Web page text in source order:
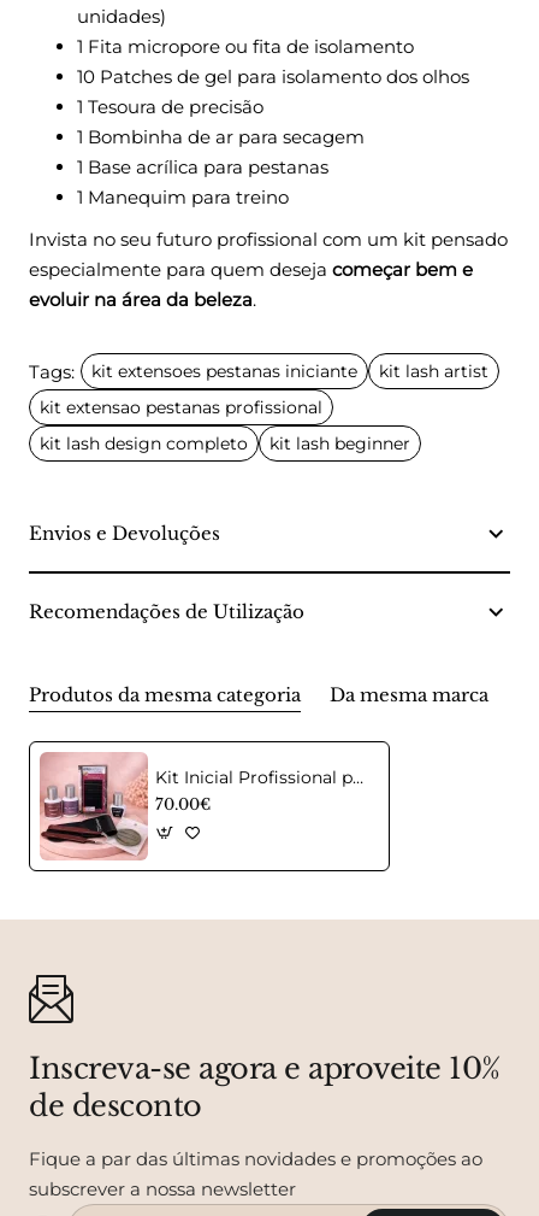
unidades)
1 Fita micropore ou fita de isolamento
10 Patches de gel para isolamento dos olhos
1 Tesoura de precisão
1 Bombinha de ar para secagem
1 Base acrílica para pestanas
1 Manequim para treino
Invista no seu futuro profissional com um kit pensado
especialmente para quem deseja começar bem e
evoluir na área da beleza.
Tags: kit extensoes pestanas iniciante
kit lash artist
kit extensao pestanas profissional
kit lash design completo
kit lash beginner
Envios e Devoluções
Recomendações de Utilização
Produtos da mesma categoria Da mesma marca
Kit Inicial Profissional para Extensões de Pestanas
70.00€
Inscreva-se agora e aproveite 10%
de desconto
Fique a par das últimas novidades e promoções ao
subscrever a nossa newsletter